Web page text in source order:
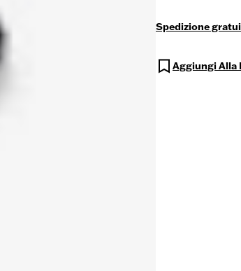
Spedizione
Aggiungi Alla